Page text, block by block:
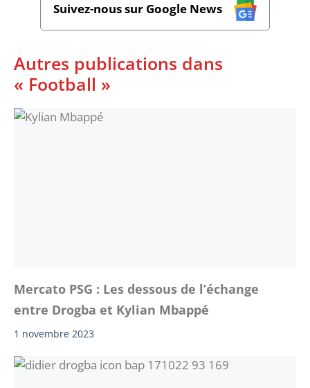
Suivez-nous sur Google News
Autres publications dans
« Football »
Mercato PSG : Les dessous de l’échange
entre Drogba et Kylian Mbappé
1 novembre 2023